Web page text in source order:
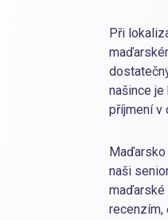
Při
našince
příjmení v
naši
maďarské
recenzím,